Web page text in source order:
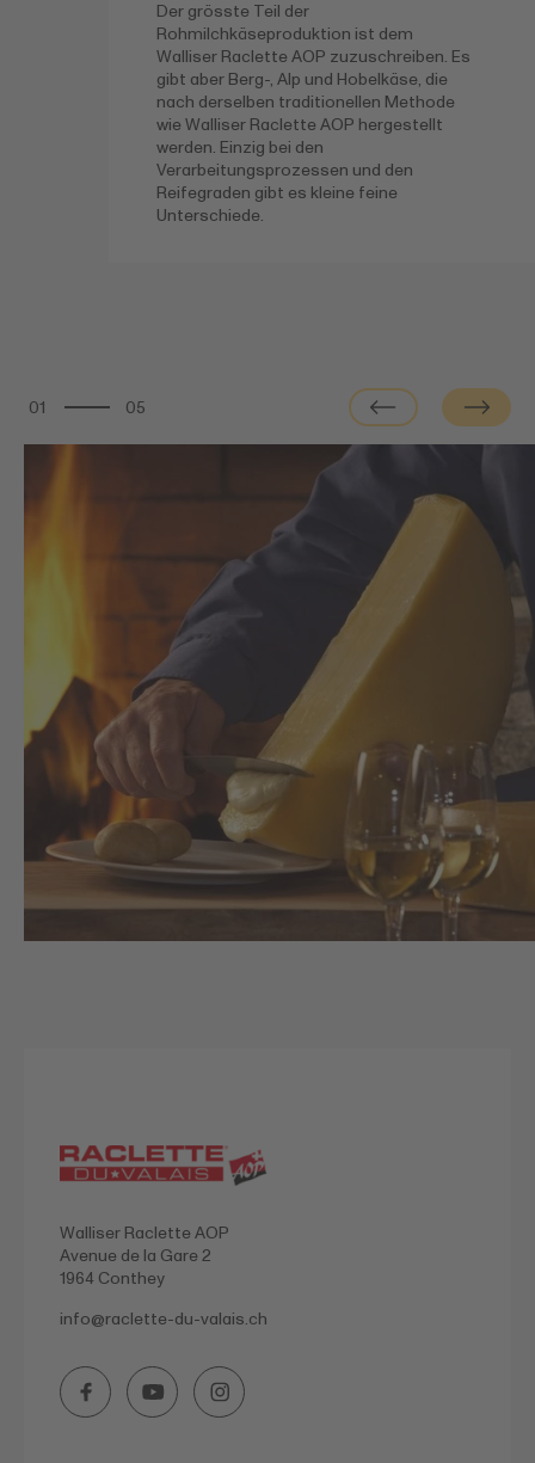
Der grösste Teil der
Rohmilchkäseproduktion ist dem
Walliser Raclette AOP zuzuschreiben. Es
gibt aber Berg-, Alp und Hobelkäse, die
nach derselben traditionellen Methode
wie Walliser Raclette AOP hergestellt
werden. Einzig bei den
Verarbeitungsprozessen und den
Reifegraden gibt es kleine feine
Unterschiede.
01 05
Walliser Raclette AOP
Avenue de la Gare 2
1964 Conthey
info@raclette-du-valais.ch